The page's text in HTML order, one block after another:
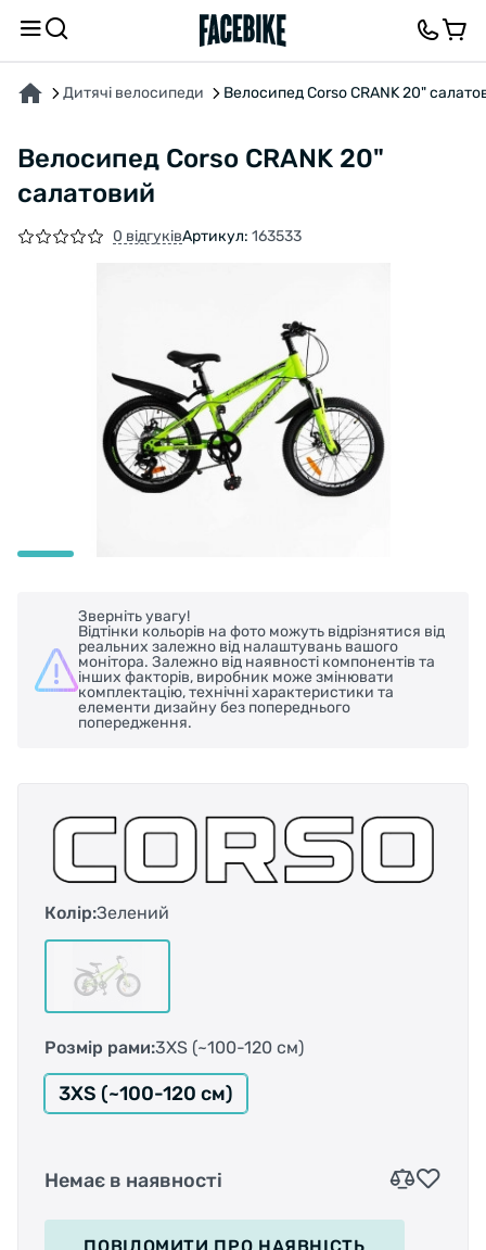
Дитячі велосипеди Велосипед Corso CRANK 20"
Велосипед Corso CRANK 20"
салатовий
0 відгуківАртикул: 163533
Зверніть увагу!
Відтінки кольорів на фото можуть відрізнятися від
реальних залежно від налаштувань вашого
монітора. Залежно від наявності компонентів та
інших факторів, виробник може змінювати
комплектацію, технічні характеристики та
елементи дизайну без попереднього
попередження.
Колір:Зелений
Розмір рами:3XS (~100-120 см)
3XS (~100-120 см)
Немає в наявності
ПРО ТОВАР ХАРАКТЕРИСТИКИВІДГУКИ ТА ЗАПИТАННЯ